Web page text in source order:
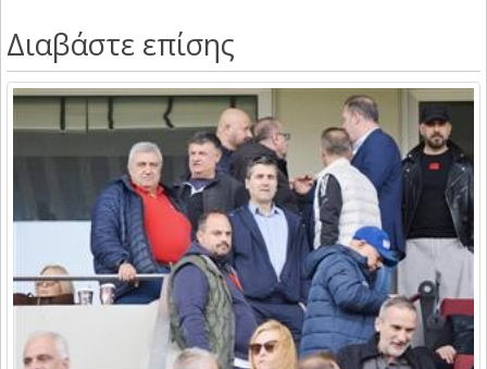
Διαβάστε επίσης